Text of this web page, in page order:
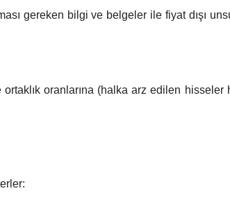
gereken bilgi ve belgeler ile fiyat dışı
oranlarına (halka arz edilen hisseler